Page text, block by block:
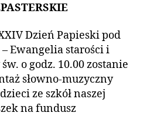
Dzień Papieski pod
– Ewangelia starości i
o godz. 10.00 zostanie
słowno-muzyczny
ze szkół naszej
na fundusz